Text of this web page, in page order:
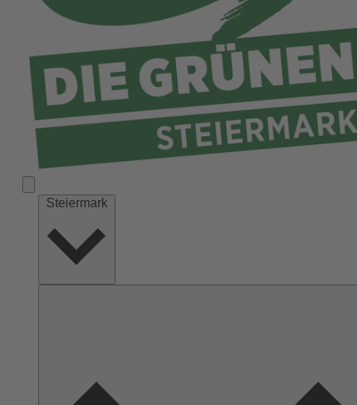
Murtal
Südoststeiermark
Voitsberg
Steiermark